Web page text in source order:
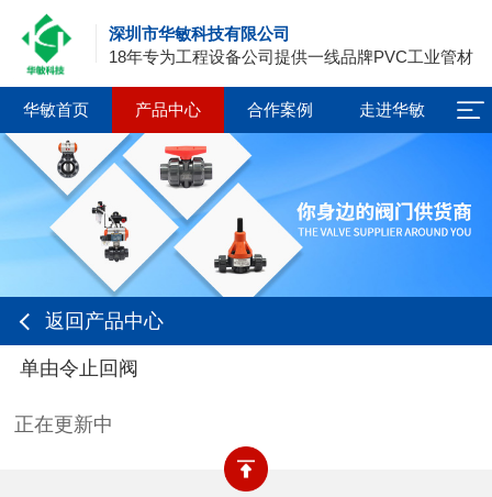
深圳市华敏科技有限公司
18年专为工程设备公司提供一线品牌PVC工业管材
华敏首页 产品中心 合作案例 走进华敏
返回产品中心
单由令止回阀
正在更新中